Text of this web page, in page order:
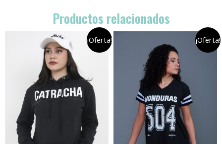
Productos relacionados
¡Oferta! ¡Oferta!